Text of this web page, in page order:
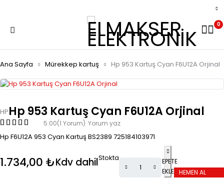
0
Ana Sayfa Mürekkep kartuş Hp 953 Kartuş Cyan F6U12A Orjinal
HPHp 953 Kartuş Cyan F6U12A Orjinal
5.00(1 Yorum) Yorum yaz
Hp F6U12A 953 Cyan Kartuş BS2389 725184103971
1.734,00 ₺Kdv dahilStokta
SEPETE
EKLE
HEMEN AL